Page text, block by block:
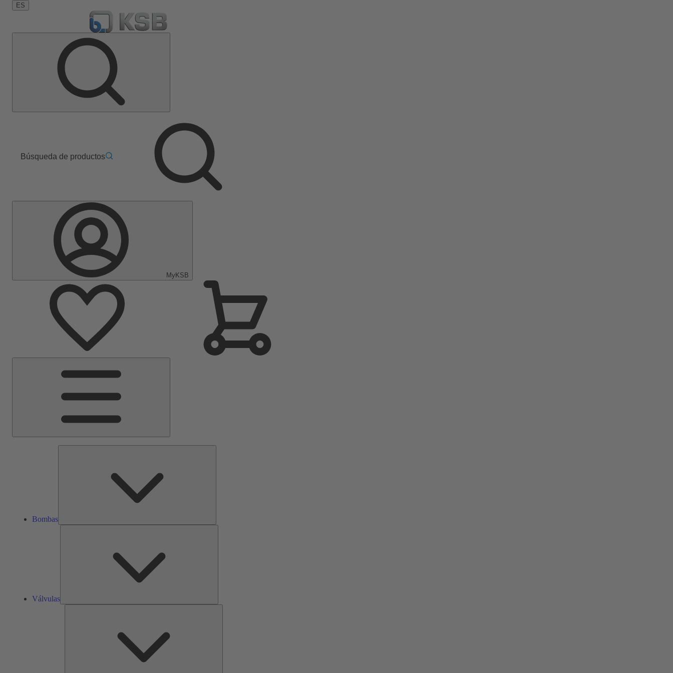
ES
Búsqueda de productos
MyKSB
Bombas
Válvulas